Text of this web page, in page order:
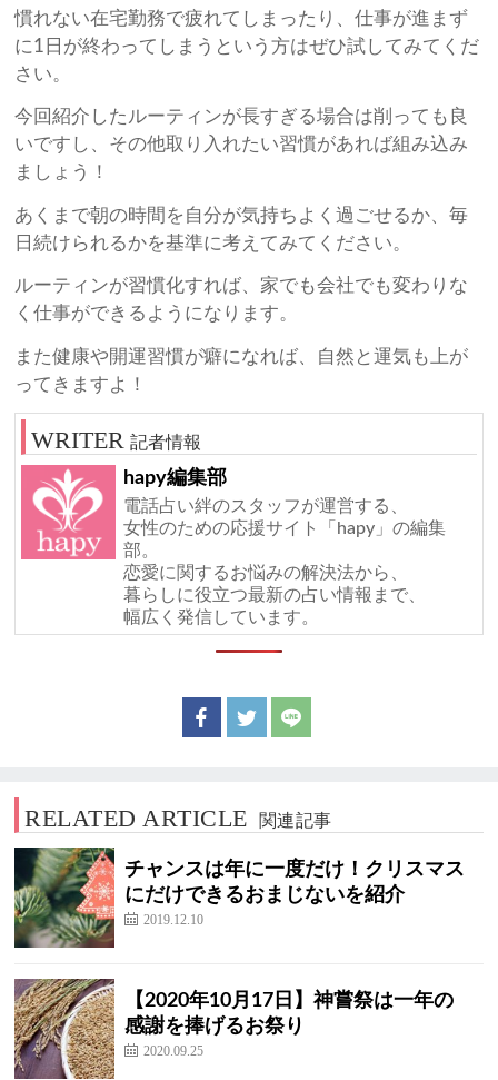
慣れない在宅勤務で疲れてしまったり、仕事が進まず
に1日が終わってしまうという方はぜひ試してみてくだ
さい。
今回紹介したルーティンが長すぎる場合は削っても良
いですし、その他取り入れたい習慣があれば組み込み
ましょう！
あくまで朝の時間を自分が気持ちよく過ごせるか、毎
日続けられるかを基準に考えてみてください。
ルーティンが習慣化すれば、家でも会社でも変わりな
く仕事ができるようになります。
また健康や開運習慣が癖になれば、自然と運気も上が
ってきますよ！
記者情報
hapy編集部
電話占い絆のスタッフが運営する、
女性のための応援サイト「hapy」の編集
部。
恋愛に関するお悩みの解決法から、
暮らしに役立つ最新の占い情報まで、
幅広く発信しています。
RELATED ARTICLE 関連記事
チャンスは年に一度だけ！クリスマス
にだけできるおまじないを紹介
2019.12.10
【2020年10月17日】神嘗祭は一年の
感謝を捧げるお祭り
2020.09.25